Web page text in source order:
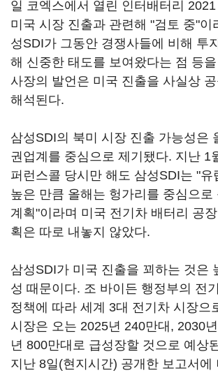
일 코엑스에서 열린 인터배터리
미국 시장 진출과 관련해 "검토 중"이
성SDI가 그동안 경쟁사들에 비해 투
해 신중한 태도를 보여왔다는 점 등
사장의 발언은 미국 진출을 사실상
해석된다.
삼성SDI의 북미 시장 진출 가능성은
권업계를 중심으로 제기됐다. 지난 1
퍼런스콜 당시만 해도 삼성SDI는 "유
높은 만큼 올해는 헝가리를 중심으로
계획"이라며 미국 전기차 배터리 공장
획은 따로 내놓지 않았다.
삼성SDI가 미국 진출을 꾀하는 것은
성 때문이다. 조 바이든 행정부의 전
정책에 따라 세계 3대 전기차 시장으
시장은 오는 2025년 240만대, 2030
년 800만대로 급성장할 것으로 예상
지난 8일(현지시간) 공개한 보고서에